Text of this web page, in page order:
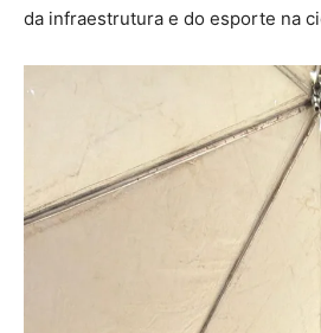
da infraestrutura e do esporte na